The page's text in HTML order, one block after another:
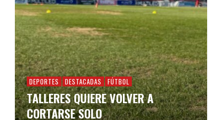
DEPORTES DESTACADAS FÚTBOL
TALLERES QUIERE VOLVER A
CORTARSE SOLO